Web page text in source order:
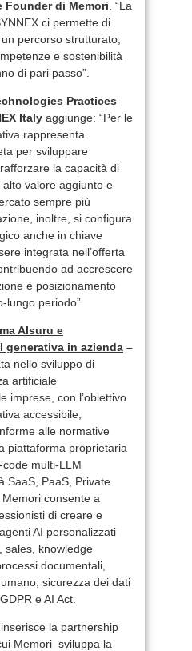
Founder di Memori . “La
ci permette di
percorso strutturato,
e sostenibilità
di pari passo”.
Practices
Italy aggiunge: “Per le
rappresenta
per sviluppare
la capacità di
valore aggiunto e
sempre più
inoltre, si configura
anche in chiave
integrata nell’offerta
ad accrescere
e posizionamento
lungo periodo”.
AIsuru e
generativa in azienda –
nello sviluppo di
artificiale
imprese, con l’obiettivo
accessibile,
alle normative
piattaforma proprietaria
code multi-LLM
SaaS, PaaS, Private
consente a
di creare e
AI personalizzati
sales, knowledge
documentali,
sicurezza dei dati
e AI Act.
la partnership
Memori sviluppa la